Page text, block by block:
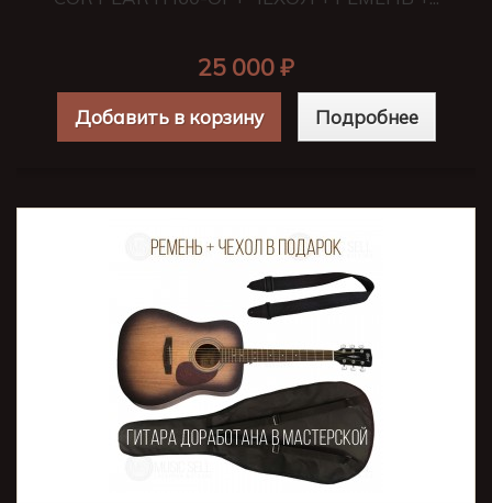
25 000 ₽
Добавить в корзину Подробнее